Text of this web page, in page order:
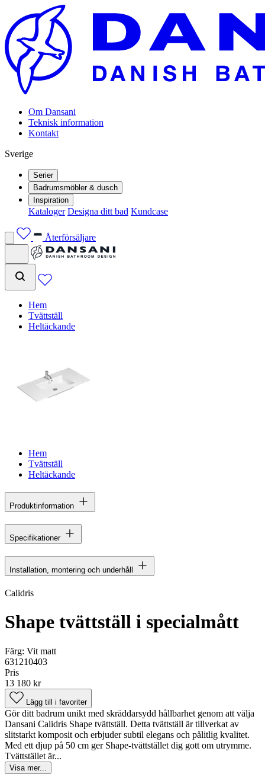
Om Dansani
Teknisk information
Kontakt
Sverige
Serier
Badrumsmöbler & dusch
Inspiration
Kataloger Designa ditt bad Kundcase
Återförsäljare
Hem
Tvättställ
Heltäckande
Hem
Tvättställ
Heltäckande
Produktinformation
Specifikationer
Installation, montering och underhåll
Calidris
Shape tvättställ i specialmått
Färg: Vit matt
631210403
Pris
13 180 kr
Lägg till i favoriter
Gör ditt badrum unikt med skräddarsydd hållbarhet genom att välja
Dansani Calidris Shape tvättställ. Detta tvättställ är tillverkat av
slitstarkt komposit och erbjuder subtil elegans och pålitlig kvalitet.
Med ett djup på 50 cm ger Shape-tvättstället dig gott om utrymme.
Tvättstället är...
Visa mer...